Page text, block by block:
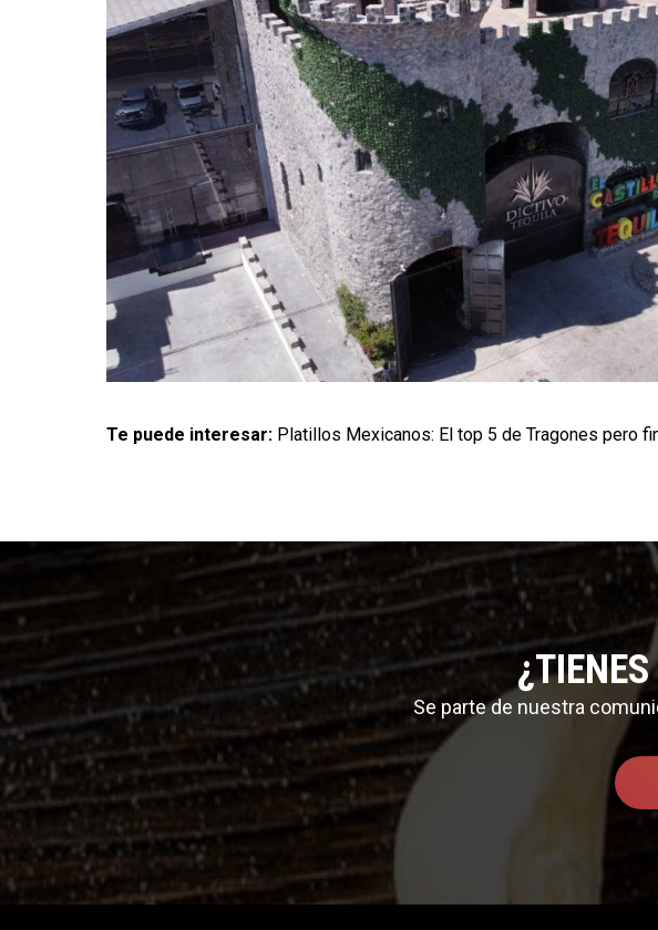
Te puede interesar: Platillos Mexicanos: El top 5 de Tragones pero
Se parte de nuestra